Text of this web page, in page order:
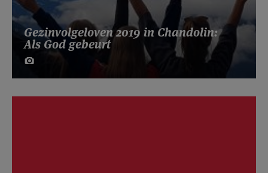
Gezinvolgeloven 2019 in Chandolin:
Als God gebeurt